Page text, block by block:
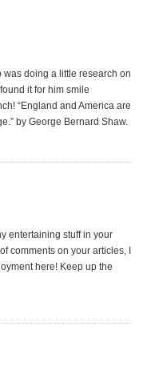
was doing a little research on
it for him smile
“England and America are
by George Bernard Shaw.
entertaining stuff in your
comments on your articles, I
here! Keep up the